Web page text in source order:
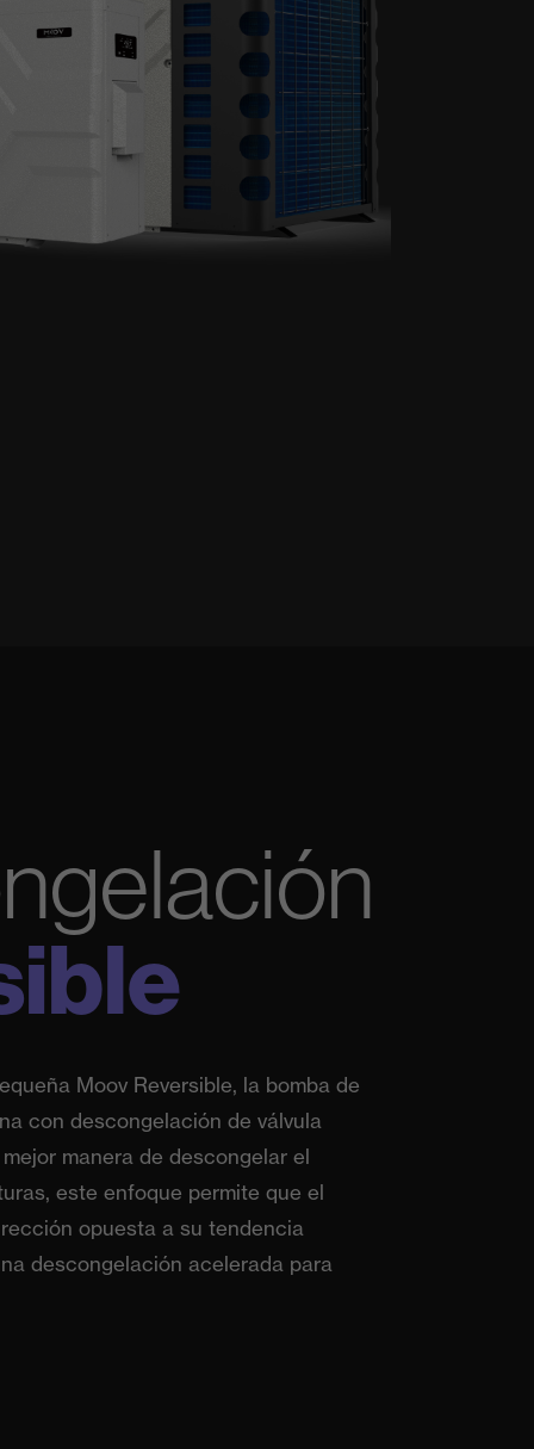
Moov Reversible, la bomba de
con descongelación de válvula
manera de descongelar el
este enfoque permite que el
opuesta a su tendencia
descongelación acelerada para